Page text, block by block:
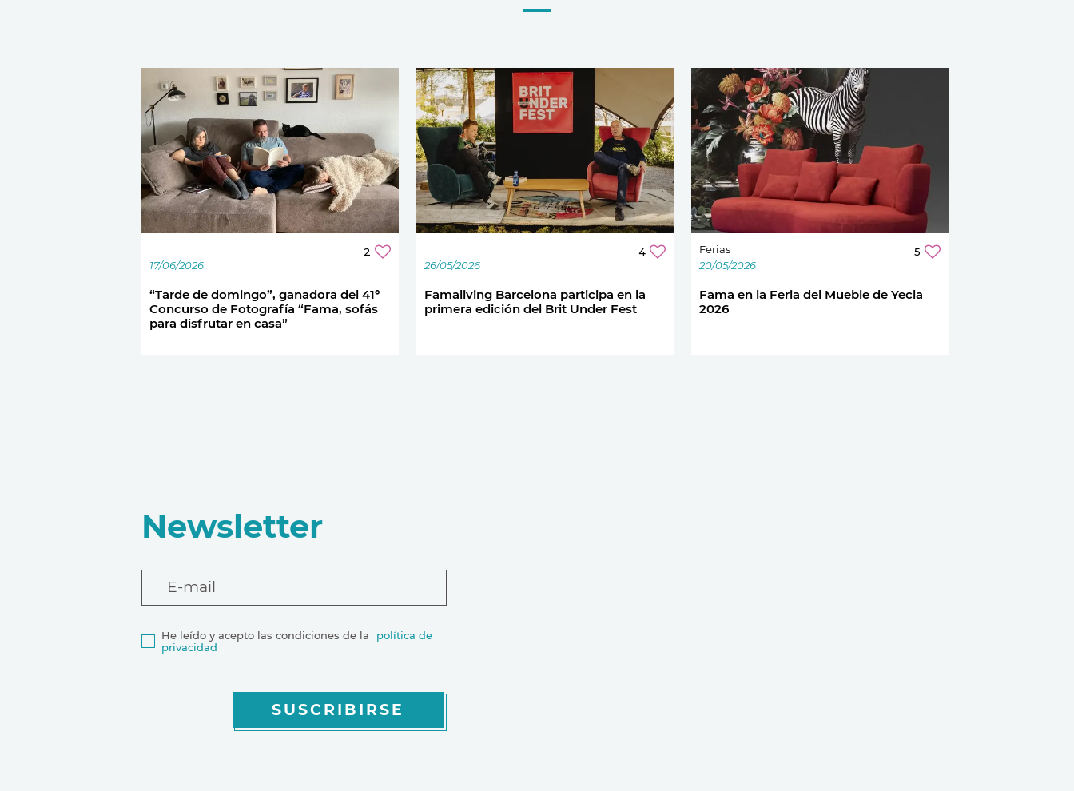
2
17/06/2026
“Tarde de domingo”, ganadora del 41º
Concurso de Fotografía “Fama, sofás
para disfrutar en casa”
4
26/05/2026
Famaliving Barcelona participa en la
primera edición del Brit Under Fest
Ferias
5
20/05/2026
Fama en la Feria del Mueble de Yecla
2026
Newsletter
E-mail
He leído y acepto las condiciones de la
política de
privacidad
SUSCRIBIRSE